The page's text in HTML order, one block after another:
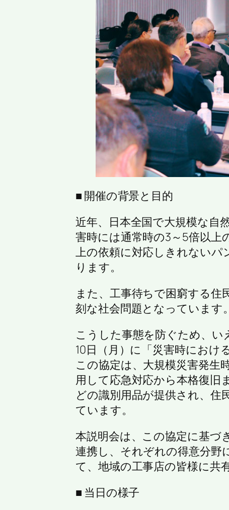
■ 開催の背景と目的
近年、日本全国で大規模な自
害時には通常時の3～5倍以上
上の依頼に対応しきれないパ
ります。
また、工事待ちで困窮する住
刻な社会問題となっています。
こうした事態を防ぐため、い
10日（月）に「災害時におけ
この協定は、大規模災害発生
用して応急対応から本格復旧
どの識別用品が提供され、住
ています。
本説明会は、この協定に基づ
連携し、それぞれの得意分野
て、地域の工事店の皆様に共
■ 当日の様子